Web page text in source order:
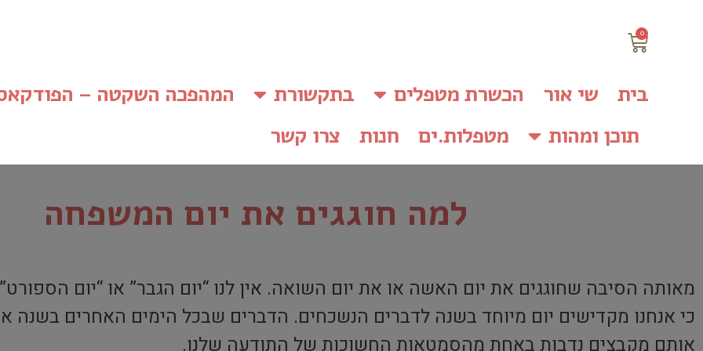
0
בית שי אור הכשרת מטפלים בתקשורת
המהפכה השקטה –
תוכן ומהות
מטפלות.ים חנות צרו קשר
למה חוגגים את יום המשפחה
מאותה הסיבה שחוגגים את יום האשה או את יום השואה. אין לנו “יום הגבר” או “יום
כי אנחנו מקדישים יום מיוחד בשנה לדברים הנשכחים. הדברים שבכל הימים האחרים בשנה
אותם מקבצים נדבות באחת מהסמטאות החשוכות של התודעה שלנו.